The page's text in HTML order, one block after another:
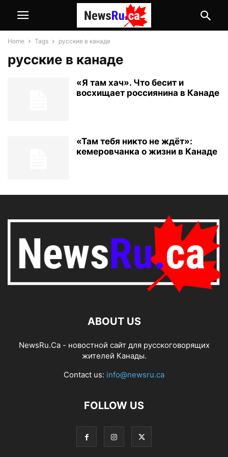
Home Tags русские в канаде
русские в канаде
«Я там хач». Что бесит и
восхищает россиянина в Канаде
«Там тебя никто не ждёт»:
кемеровчанка о жизни в Канаде
ABOUT US
NewsRu.Ca - новостной сайт для русскоговорящих
жителей Канады.
Contact us: info@newsru.ca
FOLLOW US